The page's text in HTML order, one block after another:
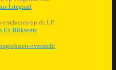
Integraal
op de LP:
En Bliksems
overzicht